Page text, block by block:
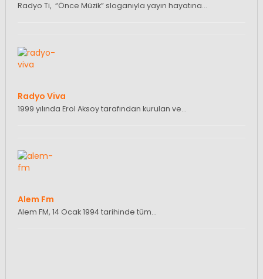
Radyo Ti, “Önce Müzik” sloganıyla yayın hayatına…
Radyo Viva
1999 yılında Erol Aksoy tarafından kurulan ve…
Alem Fm
Alem FM, 14 Ocak 1994 tarihinde tüm…